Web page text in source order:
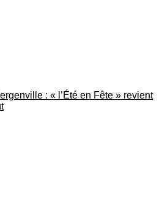
: « l’Été en Fête » revient